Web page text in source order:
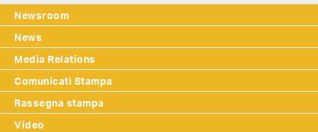
Newsroom
News
Media Relations
Comunicati Stampa
Rassegna stampa
Video